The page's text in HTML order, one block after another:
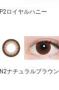
P2ロイヤルハニー
N2ナチュラルブラウン